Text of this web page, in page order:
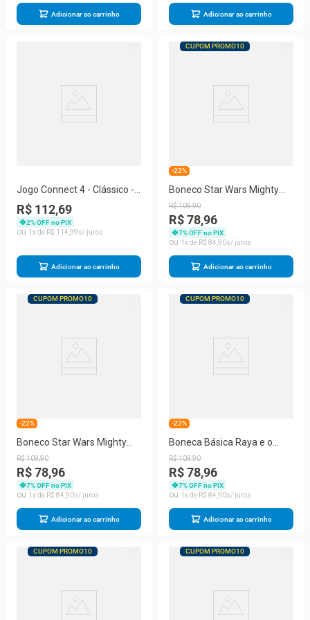
Adicionar ao carrinho Adicionar ao carrinho
Jogo Connect 4 - Clássico -
Estratégia 2 Jogadores -
Alinha 4 Fichas - Amarelo e
Vermelho - Hasbro
R$ 112,69
2% OFF no PIX
1
R$ 114 99
Adicionar ao carrinho
CUPOM PROMO10
-22%
Boneco Star Wars Mighty
Muggs Han Solo - Hasbro
R$109,90
R$ 78,96
7% OFF no PIX
1
R$ 84 90
Adicionar ao carrinho
CUPOM PROMO10
-22%
Boneco Star Wars Mighty
Muggs Porg - Hasbro
R$109,90
R$ 78,96
7% OFF no PIX
1
R$ 84 90
Adicionar ao carrinho
CUPOM PROMO10
-22%
Boneca Básica Raya e o
Último Dragão - Hasbro
R$109,90
R$ 78,96
7% OFF no PIX
1
R$ 84 90
Adicionar ao carrinho
CUPOM PROMO10 CUPOM PROMO10